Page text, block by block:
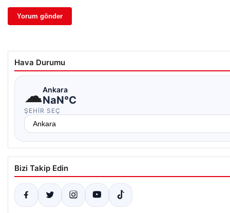
Hava Durumu
☁Ankara
NaN°C
ŞEHIR SEÇ
Bizi Takip Edin